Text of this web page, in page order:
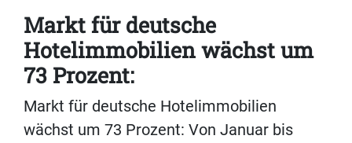
Markt für deutsche
Hotelimmobilien wächst um
73 Prozent:
Markt für deutsche Hotelimmobilien
wächst um 73 Prozent: Von Januar bis